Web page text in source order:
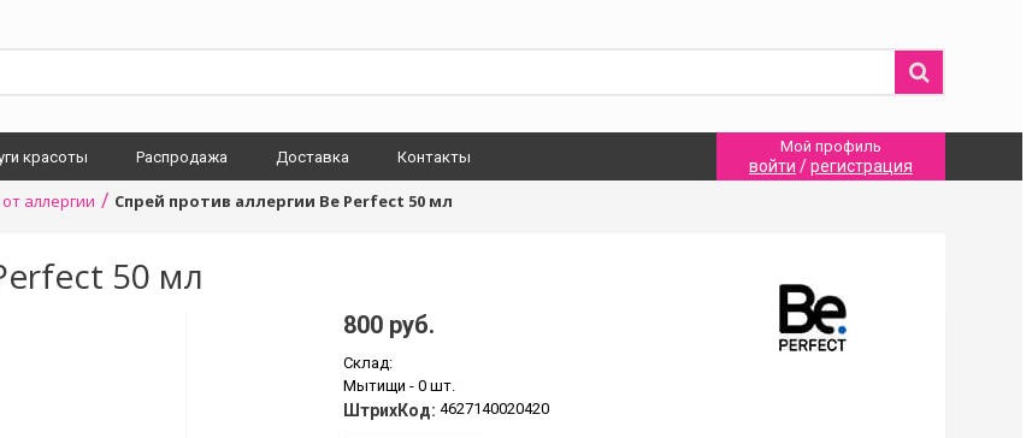
красоты Распродажа Доставка Контакты
Мой профиль
войти /регистрация
аллергии / Спрей против аллергии Be Perfect 50 мл
50 мл
800 руб.
Склад:
Мытищи - 0 шт.
ШтрихКод: 4627140020420